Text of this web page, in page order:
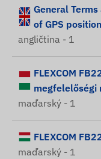
General
of GPS
angličtina - 1
FLEXCOM
megfelelőségi
maďarský - 1
FLEXCOM
maďarský - 1